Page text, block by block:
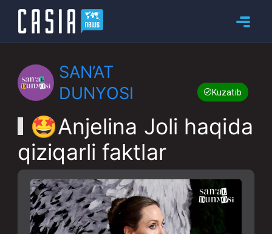
SAN’AT
DUNYOSI
Kuzatib boring
🤩Anjelina Joli haqida
qiziqarli faktlar